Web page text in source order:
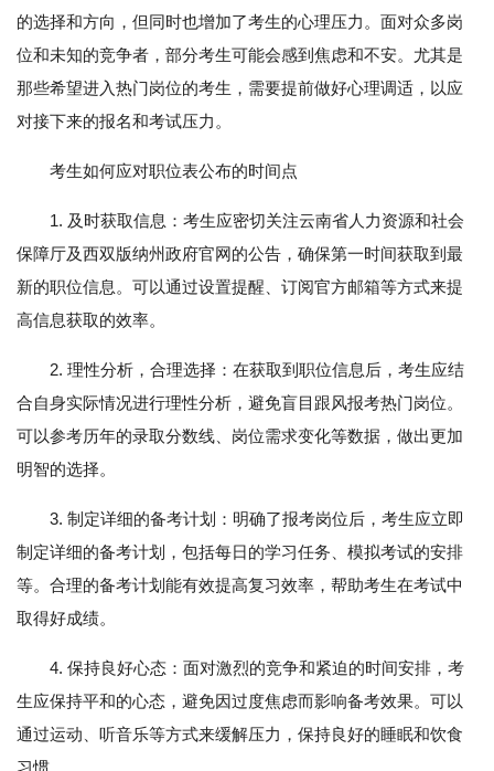
的选择和方向，但同时也增加了考生的心理压力。面对众多岗
位和未知的竞争者，部分考生可能会感到焦虑和不安。尤其是
那些希望进入热门岗位的考生，需要提前做好心理调适，以应
对接下来的报名和考试压力。
考生如何应对职位表公布的时间点
1. 及时获取信息：考生应密切关注云南省人力资源和社会
保障厅及西双版纳州政府官网的公告，确保第一时间获取到最
新的职位信息。可以通过设置提醒、订阅官方邮箱等方式来提
高信息获取的效率。
2. 理性分析，合理选择：在获取到职位信息后，考生应结
合自身实际情况进行理性分析，避免盲目跟风报考热门岗位。
可以参考历年的录取分数线、岗位需求变化等数据，做出更加
明智的选择。
3. 制定详细的备考计划：明确了报考岗位后，考生应立即
制定详细的备考计划，包括每日的学习任务、模拟考试的安排
等。合理的备考计划能有效提高复习效率，帮助考生在考试中
取得好成绩。
4. 保持良好心态：面对激烈的竞争和紧迫的时间安排，考
生应保持平和的心态，避免因过度焦虑而影响备考效果。可以
通过运动、听音乐等方式来缓解压力，保持良好的睡眠和饮食
习惯。